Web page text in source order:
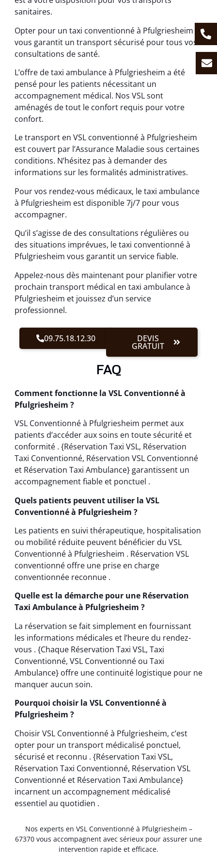
sanitaires.
Opter pour un taxi conventionné à Pfulgriesheim
vous garantit un transport sécurisé pour tous vos
consultations de santé.
L’offre de taxi ambulance à Pfulgriesheim a été
pensé pour les patients nécessitant un
accompagnement médical. Nos VSL sont
aménagés de tout le confort requis pour votre
confort.
Le transport en VSL conventionné à Pfulgriesheim
est couvert par l’Assurance Maladie sous certaines
conditions. N’hésitez pas à demander des
informations sur les formalités administratives.
Pour vos rendez-vous médicaux, le taxi ambulance
à Pfulgriesheim est disponible 7j/7 pour vous
accompagner.
Qu’il s’agisse de des consultations régulières ou
des situations imprévues, le taxi conventionné à
Pfulgriesheim vous garantit un service fiable.
Appelez-nous dès maintenant pour planifier votre
prochain transport médical en taxi ambulance à
Pfulgriesheim et jouissez d’un service
professionnel.
09.75.18.12.30 DEVIS
GRATUIT
FAQ
Comment fonctionne la VSL Conventionné à
Pfulgriesheim ?
VSL Conventionné à Pfulgriesheim permet aux
patients d’accéder aux soins en toute sécurité et
conformité . {Réservation Taxi VSL, Réservation
Taxi Conventionné, Réservation VSL Conventionné
et Réservation Taxi Ambulance} garantissent un
accompagnement fiable et ponctuel .
Quels patients peuvent utiliser la VSL
Conventionné à Pfulgriesheim ?
Les patients en suivi thérapeutique, hospitalisation
ou mobilité réduite peuvent bénéficier du VSL
Conventionné à Pfulgriesheim . Réservation VSL
conventionné offre une prise en charge
conventionnée reconnue .
Quelle est la démarche pour une Réservation
Taxi Ambulance à Pfulgriesheim ?
La réservation se fait simplement en fournissant
les informations médicales et l’heure du rendez-
vous . {Chaque Réservation Taxi VSL, Taxi
Conventionné, VSL Conventionné ou Taxi
Ambulance} offre une continuité logistique pour ne
manquer aucun soin.
Pourquoi choisir la VSL Conventionné à
Pfulgriesheim ?
Choisir VSL Conventionné à Pfulgriesheim, c’est
opter pour un transport médicalisé ponctuel,
sécurisé et reconnu . {Réservation Taxi VSL,
Réservation Taxi Conventionné, Réservation VSL
Conventionné et Réservation Taxi Ambulance}
incarnent un accompagnement médicalisé
essentiel au quotidien .
Nos experts en VSL Conventionné à Pfulgriesheim –
67370 vous accompagnent avec sérieux pour assurer une
intervention rapide et efficace.